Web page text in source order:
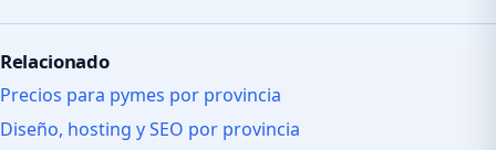
Relacionado
Precios para pymes por provincia
Diseño, hosting y SEO por provincia